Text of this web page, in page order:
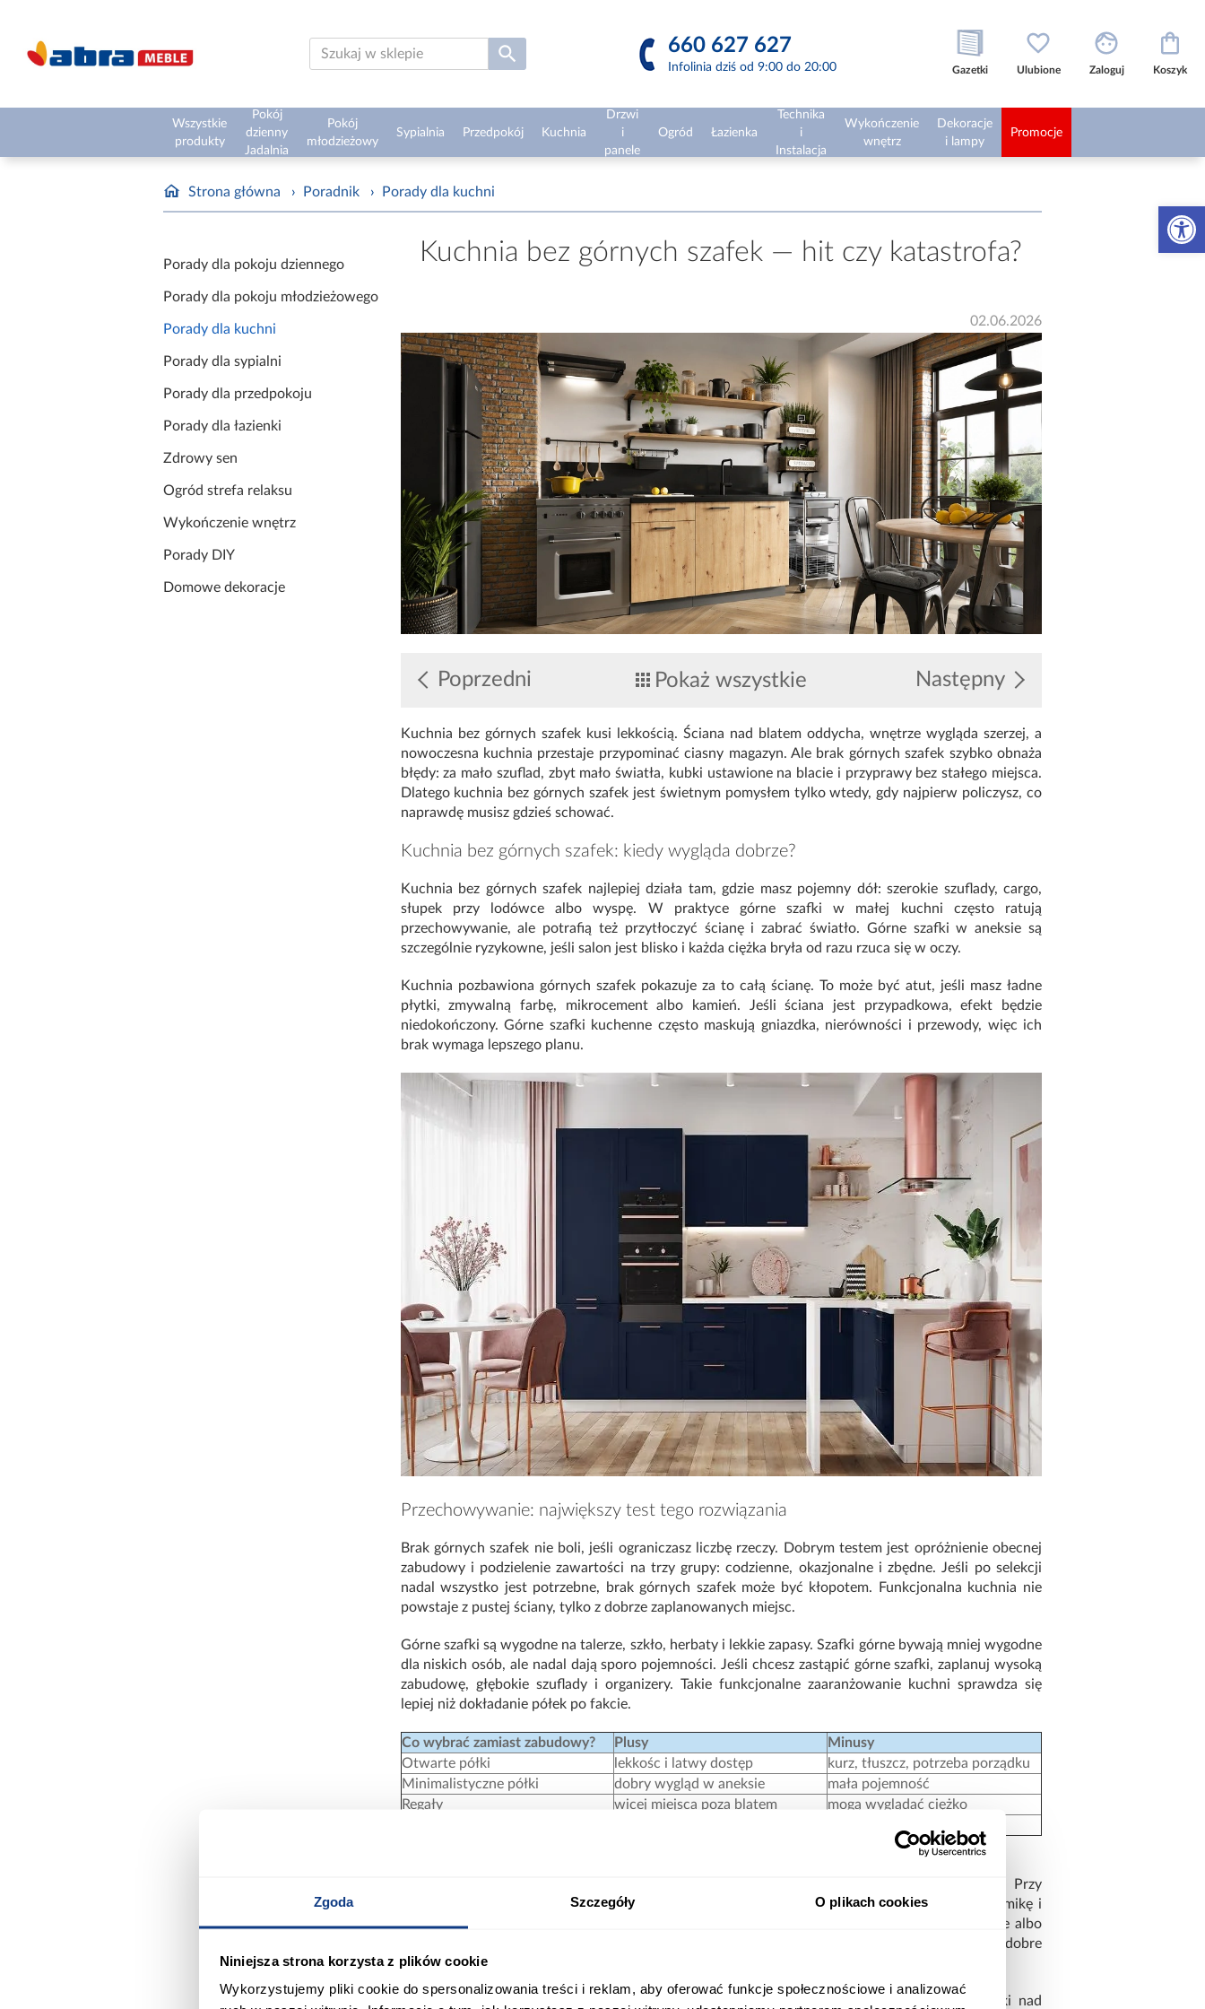
Zgoda Szczegóły O plikach cookies
Niniejsza strona korzysta z plików cookie
Wykorzystujemy pliki cookie do spersonalizowania treści i reklam, aby oferować funkcje społecznościowe i analizować
Otwórz
660 627 627
Infolinia dziś od 9:00 do 20:00 Gazetki Ulubione Zaloguj Koszyk
Wszystkie
produkty
Pokój
dzienny
Jadalnia
Pokój
młodzieżowy
Sypialnia Przedpokój Kuchnia
Drzwi
i
panele
Ogród Łazienka
Technika
i
Instalacja
Wykończenie
wnętrz
Dekoracje
i lampy
Promocje
Strona główna › Poradnik › Porady dla kuchni
Porady dla pokoju dziennego
Porady dla pokoju młodzieżowego
Porady dla kuchni
Porady dla sypialni
Porady dla przedpokoju
Porady dla łazienki
Zdrowy sen
Ogród strefa relaksu
Wykończenie wnętrz
Porady DIY
Domowe dekoracje
Kuchnia bez górnych szafek — hit czy katastrofa?
02.06.2026
Poprzedni Pokaż wszystkie Następny
Kuchnia bez górnych szafek kusi lekkością. Ściana nad blatem oddycha, wnętrze wygląda szerzej, a
nowoczesna kuchnia przestaje przypominać ciasny magazyn. Ale brak górnych szafek szybko obnaża
błędy: za mało szuflad, zbyt mało światła, kubki ustawione na blacie i przyprawy bez stałego miejsca.
Dlatego kuchnia bez górnych szafek jest świetnym pomysłem tylko wtedy, gdy najpierw policzysz, co
naprawdę musisz gdzieś schować.
Kuchnia bez górnych szafek: kiedy wygląda dobrze?
Kuchnia bez górnych szafek najlepiej działa tam, gdzie masz pojemny dół: szerokie szuflady, cargo,
słupek przy lodówce albo wyspę. W praktyce górne szafki w małej kuchni często ratują
przechowywanie, ale potrafią też przytłoczyć ścianę i zabrać światło. Górne szafki w aneksie są
szczególnie ryzykowne, jeśli salon jest blisko i każda ciężka bryła od razu rzuca się w oczy.
Kuchnia pozbawiona górnych szafek pokazuje za to całą ścianę. To może być atut, jeśli masz ładne
płytki, zmywalną farbę, mikrocement albo kamień. Jeśli ściana jest przypadkowa, efekt będzie
niedokończony. Górne szafki kuchenne często maskują gniazdka, nierówności i przewody, więc ich
brak wymaga lepszego planu.
Przechowywanie: największy test tego rozwiązania
Brak górnych szafek nie boli, jeśli ograniczasz liczbę rzeczy. Dobrym testem jest opróżnienie obecnej
zabudowy i podzielenie zawartości na trzy grupy: codzienne, okazjonalne i zbędne. Jeśli po selekcji
nadal wszystko jest potrzebne, brak górnych szafek może być kłopotem. Funkcjonalna kuchnia nie
powstaje z pustej ściany, tylko z dobrze zaplanowanych miejsc.
Górne szafki są wygodne na talerze, szkło, herbaty i lekkie zapasy. Szafki górne bywają mniej wygodne
dla niskich osób, ale nadal dają sporo pojemności. Jeśli chcesz zastąpić górne szafki, zaplanuj wysoką
zabudowę, głębokie szuflady i organizery. Takie funkcjonalne zaaranżowanie kuchni sprawdza się
lepiej niż dokładanie półek po fakcie.
Co wybrać zamiast zabudowy? Plusy
Minusy
Otwarte półki
lekkośc i latwy dostęp
kurz, tłuszcz, potrzeba porządku
Minimalistyczne półki
dobry wygląd w aneksie
mała pojemność
Regały
wicej miejsca poza blatem
mogą wyglądać ciężko
Zamiast górnych szafek możesz wybrać otwarte półki, ale nie na całej długości blatu. Przy
codziennym gotowaniu szybko łapią osad, więc najlepiej sprawdzają się na kubki, ładną ceramikę i
rzeczy często używane. Zamiast szafek górnych dobrze wyglądają krótkie półki przy ekspresie albo
strefie śniadaniowej. Zamiast wiszących szafek możesz też zostawić pustą ścianę i postawić na dobre
oświetlenie.
Jeśli chcesz zastąpić górne szafki bez utraty wygody, połącz kilka rozwiązań. Otwarte półki nad